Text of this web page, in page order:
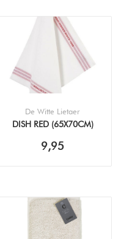
De Witte Lietaer
DISH RED (65X70CM)
9,95